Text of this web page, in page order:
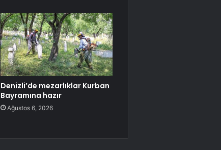
Denizli’de mezarlıklar Kurban
Bayramına hazır
Ağustos 6, 2026